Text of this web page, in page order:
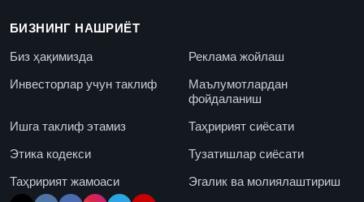
БИЗНИНГ НАШРИЁТ
Биз ҳақимизда
Реклама жойлаш
Инвесторлар учун таклиф
Маълумотлардан
фойдаланиш
Ишга таклиф этамиз
Таҳририят сиёсати
Этика кодекси
Тузатишлар сиёсати
Таҳририят жамоаси
Эгалик ва молиялаштириш